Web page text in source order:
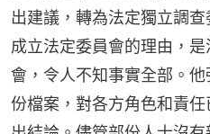
出建議，轉為法定獨立調
成立法定委員會的理由，
會，令人不知事實全部。
份檔案，對各方角色和責